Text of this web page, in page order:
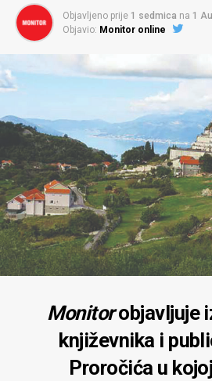
Objavljeno prije 1 sedmica na 1
Objavio: Monitor online
Monitorobjavljuje
književnika i
Proročića u